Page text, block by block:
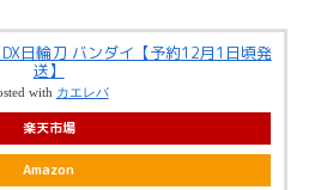
日輪刀 バンダイ【予約12月1日頃発
送】
with カエレバ
楽天市場
Amazon